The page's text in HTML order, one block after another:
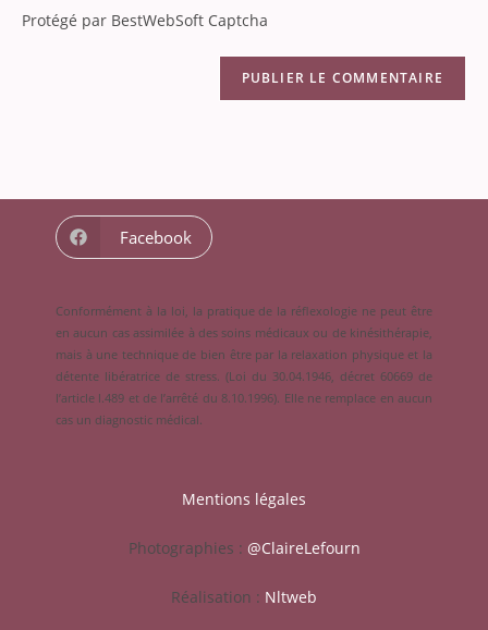
Protégé par BestWebSoft Captcha
Facebook
Conformément à la loi, la pratique de la réflexologie ne peut être
en aucun cas assimilée à des soins médicaux ou de kinésithérapie,
mais à une technique de bien être par la relaxation physique et la
détente libératrice de stress. (Loi du 30.04.1946, décret 60669 de
l’article l.489 et de l’arrêté du 8.10.1996). Elle ne remplace en aucun
cas un diagnostic médical.
Mentions légales
Photographies : @ClaireLefourn
Réalisation : Nltweb